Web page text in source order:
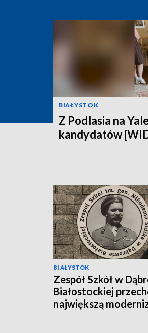
BIAŁYSTOK
Z Podlasia na
kandydatów
BIAŁYSTOK
Zespół Szkół w
Białostockiej
największą